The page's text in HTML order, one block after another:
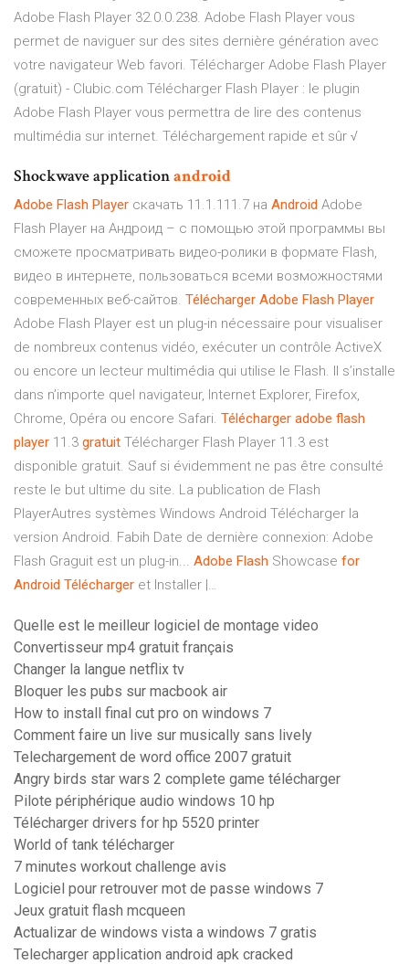
Adobe Flash Player 32.0.0.238. Adobe Flash Player vous
permet de naviguer sur des sites dernière génération avec
votre navigateur Web favori. Télécharger Adobe Flash Player
(gratuit) - Clubic.com Télécharger Flash Player : le plugin
Adobe Flash Player vous permettra de lire des contenus
multimédia sur internet. Téléchargement rapide et sûr √
Shockwave applicationandroid
Adobe Flash Player скачать 11.1.111.7 на Android Adobe
Flash Player на Андроид – c помощью этой программы вы
сможете просматривать видео-ролики в формате Flash,
видео в интернете, пользоваться всеми возможностями
современных веб-сайтов. Télécharger Adobe Flash Player
Adobe Flash Player est un plug-in nécessaire pour visualiser
de nombreux contenus vidéo, exécuter un contrôle ActiveX
ou encore un lecteur multimédia qui utilise le Flash. Il s’installe
dans n’importe quel navigateur, Internet Explorer, Firefox,
Chrome, Opéra ou encore Safari. Télécharger adobe flash
player 11.3 gratuit Télécharger Flash Player 11.3 est
disponible gratuit. Sauf si évidemment ne pas être consulté
reste le but ultime du site. La publication de Flash
PlayerAutres systèmes Windows Android Télécharger la
version Android. Fabih Date de dernière connexion: Adobe
Flash Graguit est un plug-in... Adobe Flash Showcase for
Android Télécharger et Installer |…
Quelle est le meilleur logiciel de montage video
Convertisseur mp4 gratuit français
Changer la langue netflix tv
Bloquer les pubs sur macbook air
How to install final cut pro on windows 7
Comment faire un live sur musically sans lively
Telechargement de word office 2007 gratuit
Angry birds star wars 2 complete game télécharger
Pilote périphérique audio windows 10 hp
Télécharger drivers for hp 5520 printer
World of tank télécharger
7 minutes workout challenge avis
Logiciel pour retrouver mot de passe windows 7
Jeux gratuit flash mcqueen
Actualizar de windows vista a windows 7 gratis
Telecharger application android apk cracked